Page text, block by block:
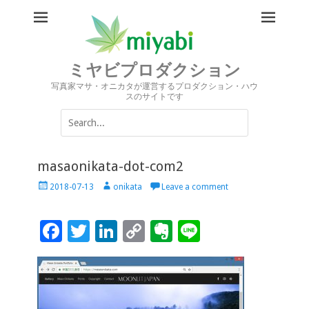
ミヤビプロダクション
写真家マサ・オニカタが運営するプロダクション・ハウ
スのサイトです
Search
for:
masaonikata-dot-com2
Posted2018-07-13 Authoronikata Leave a comment
F
ac
e
b
T
wi
tt
Li
n
k
e
C
o
p
y
Ev
er
n
ot
n
e